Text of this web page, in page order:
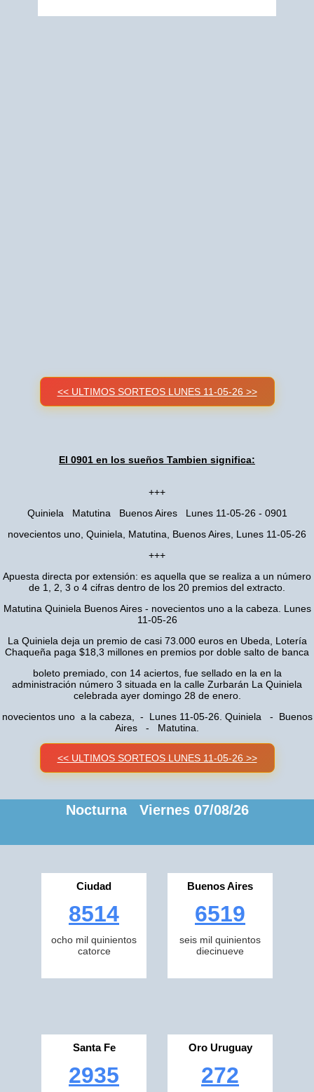
<< ULTIMOS SORTEOS LUNES 11-05-26 >>
El 0901 en los sueños Tambien significa:
+++
Quiniela Matutina Buenos Aires Lunes 11-05-26 - 0901
novecientos uno, Quiniela, Matutina, Buenos Aires, Lunes 11-05-26
+++
Apuesta directa por extensión: es aquella que se realiza a un número
de 1, 2, 3 o 4 cifras dentro de los 20 premios del extracto.
Matutina Quiniela Buenos Aires - novecientos uno a la cabeza. Lunes
11-05-26
La Quiniela deja un premio de casi 73.000 euros en Ubeda, Lotería
Chaqueña paga $18,3 millones en premios por doble salto de banca
boleto premiado, con 14 aciertos, fue sellado en la en la
administración número 3 situada en la calle Zurbarán La Quiniela
celebrada ayer domingo 28 de enero.
novecientos uno a la cabeza, - Lunes 11-05-26. Quiniela - Buenos
Aires - Matutina.
<< ULTIMOS SORTEOS LUNES 11-05-26 >>
Nocturna Viernes 07/08/26
Ciudad
8514
ocho mil quinientos
catorce
Buenos Aires
6519
seis mil quinientos
diecinueve
Santa Fe
2935
Oro Uruguay
272